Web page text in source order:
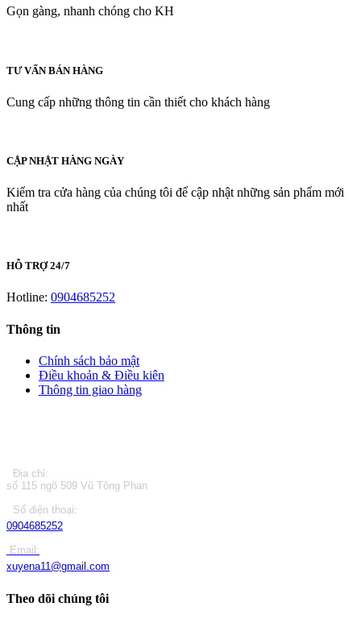
Gọn gàng, nhanh chóng cho KH
TƯ VẤN BÁN HÀNG
Cung cấp những thông tin cần thiết cho khách hàng
CẬP NHẬT HÀNG NGÀY
Kiểm tra cửa hàng của chúng tôi để cập nhật những sản phẩm mới
nhất
HỖ TRỢ 24/7
Hotline: 0904685252
Thông tin
Chính sách bảo mật
Điều khoản & Điều kiên
Thông tin giao hàng
Địa chỉ:
số 115 ngõ 509 Vũ Tông Phan
Số điện thoại:
0904685252
Email:
xuyena11@gmail.com
Theo dõi chúng tôi